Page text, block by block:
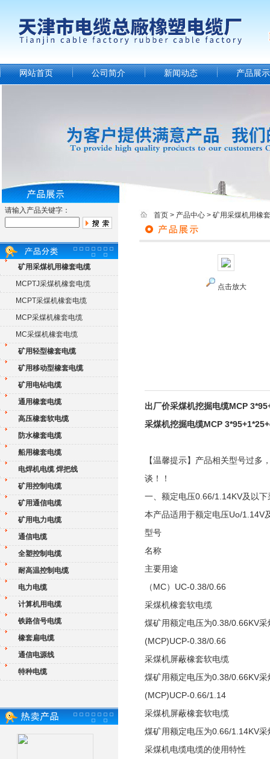
网站首页 公司简介 新闻动态 产品展示
请输入产品关键字：
矿用采煤机用橡套电缆
MCPTJ采煤机橡套电缆
MCPT采煤机橡套电缆
MCP采煤机橡套电缆
MC采煤机橡套电缆
矿用轻型橡套电缆
矿用移动型橡套电缆
矿用电钻电缆
通用橡套电缆
高压橡套软电缆
防水橡套电缆
船用橡套电缆
电焊机电缆 焊把线
矿用控制电缆
矿用通信电缆
矿用电力电缆
通信电缆
全塑控制电缆
耐高温控制电缆
电力电缆
计算机用电缆
铁路信号电缆
橡套扁电缆
通信电源线
特种电缆
首页 > 产品中心 > 矿用采煤机用橡
点击放大
出厂价采煤机挖掘电缆MCP
采煤机挖掘电缆MCP
【温馨提示】产品相关型号过
谈！！
一、额定电压0.66/1.14KV及以
本产品适用于额定电压Uo/1.14V
型号
名称
主要用途
（MC）UC-0.38/0.66
采煤机橡套软电缆
煤矿用额定电压为0.38/0.66KV
(MCP)UCP-0.38/0.66
采煤机屏蔽橡套软电缆
煤矿用额定电压为0.38/0.66KV
(MCP)UCP-0.66/1.14
采煤机屏蔽橡套软电缆
煤矿用额定电压为0.66/1.14KV
采煤机电缆电缆的使用特性